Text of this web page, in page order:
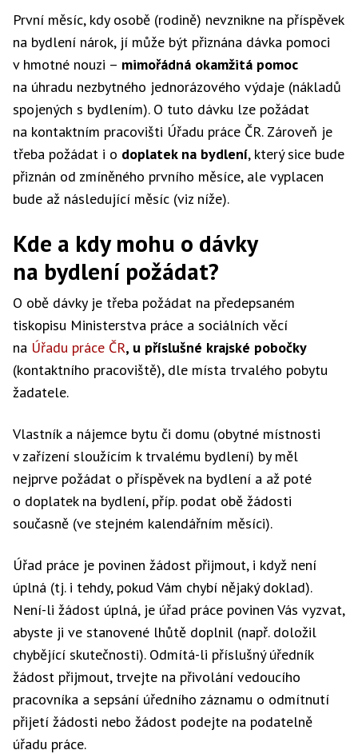
První měsíc, kdy osobě (rodině) nevznikne na příspěvek
na bydlení nárok, jí může být přiznána dávka pomoci
v hmotné nouzi – mimořádná okamžitá pomoc
na úhradu nezbytného jednorázového výdaje (nákladů
spojených s bydlením). O tuto dávku lze požádat
na kontaktním pracovišti Úřadu práce ČR. Zároveň je
třeba požádat i o doplatek na bydlení, který sice bude
přiznán od zmíněného prvního měsíce, ale vyplacen
bude až následující měsíc (viz níže).
Kde a kdy mohu o dávky
na bydlení požádat?
O obě dávky je třeba požádat na předepsaném
tiskopisu Ministerstva práce a sociálních věcí
na Úřadu práce ČR, u příslušné krajské pobočky
(kontaktního pracoviště), dle místa trvalého pobytu
žadatele.
Vlastník a nájemce bytu či domu (obytné místnosti
v zařízení sloužícím k trvalému bydlení) by měl
nejprve požádat o příspěvek na bydlení a až poté
o doplatek na bydlení, příp. podat obě žádosti
současně (ve stejném kalendářním měsíci).
Úřad práce je povinen žádost přijmout, i když není
úplná (tj. i tehdy, pokud Vám chybí nějaký doklad).
Není-li žádost úplná, je úřad práce povinen Vás vyzvat,
abyste ji ve stanovené lhůtě doplnil (např. doložil
chybějící skutečnosti). Odmítá-li příslušný úředník
žádost přijmout, trvejte na přivolání vedoucího
pracovníka a sepsání úředního záznamu o odmítnutí
přijetí žádosti nebo žádost podejte na podatelně
úřadu práce.